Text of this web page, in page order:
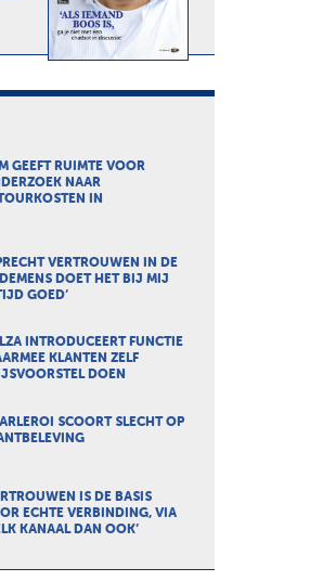
GEEFT RUIMTE VOOR
NAAR
IN
VERTROUWEN IN DE
DOET HET BIJ MIJ
GOED’
INTRODUCEERT FUNCTIE
KLANTEN ZELF
DOEN
SCOORT SLECHT OP
IS DE BASIS
ECHTE VERBINDING, VIA
KANAAL DAN OOK’